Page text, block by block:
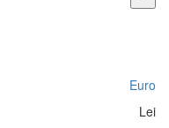
Euro
Lei